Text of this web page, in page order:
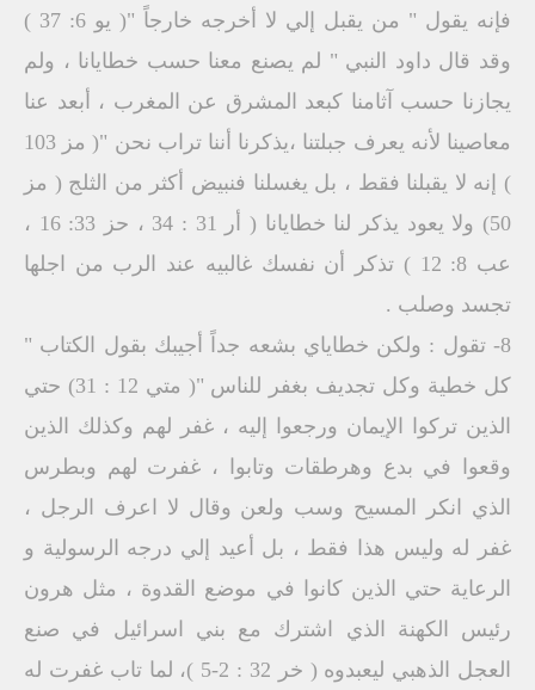
فإنه يقول " من يقبل إلي لا أخرجه خارجاً "( يو 6: 37 )
وقد قال داود النبي " لم يصنع معنا حسب خطايانا ، ولم
يجازنا حسب آثامنا كبعد المشرق عن المغرب ، أبعد عنا
معاصينا لأنه يعرف جبلتنا ،يذكرنا أننا تراب نحن "( مز 103
) إنه لا يقبلنا فقط ، بل يغسلنا فنبيض أكثر من الثلج ( مز
50) ولا يعود يذكر لنا خطايانا ( أر 31 : 34 ، حز 33: 16 ،
عب 8: 12 ) تذكر أن نفسك غالبيه عند الرب من اجلها
تجسد وصلب .
8- تقول : ولكن خطاياي بشعه جداً أجيبك بقول الكتاب "
كل خطية وكل تجديف بغفر للناس "( متي 12 : 31) حتي
الذين تركوا الإيمان ورجعوا إليه ، غفر لهم وكذلك الذين
وقعوا في بدع وهرطقات وتابوا ، غفرت لهم وبطرس
الذي انكر المسيح وسب ولعن وقال لا اعرف الرجل ،
غفر له وليس هذا فقط ، بل أعيد إلي درجه الرسولية و
الرعاية حتي الذين كانوا في موضع القدوة ، مثل هرون
رئيس الكهنة الذي اشترك مع بني اسرائيل في صنع
العجل الذهبي ليعبدوه ( خر 32 : 2-5 )، لما تاب غفرت له